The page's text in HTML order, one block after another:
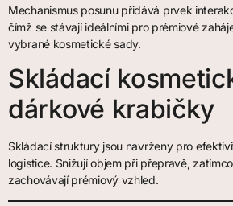
Mechanismus posunu přidává prvek
čímž se stávají ideálními pro prémiové
vybrané kosmetické sady.
Skládací
dárkové krabičky
Skládací struktury jsou navrženy pro
logistice. Snižují objem při přepravě,
zachovávají prémiový vzhled.